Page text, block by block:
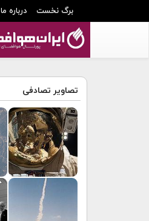
برگ نخست درباره ما
تصاویر تصادفی